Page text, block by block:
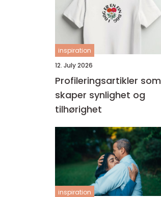
inspiration
12. July 2026
Profileringsartikler som
skaper synlighet og
tilhørighet
inspiration